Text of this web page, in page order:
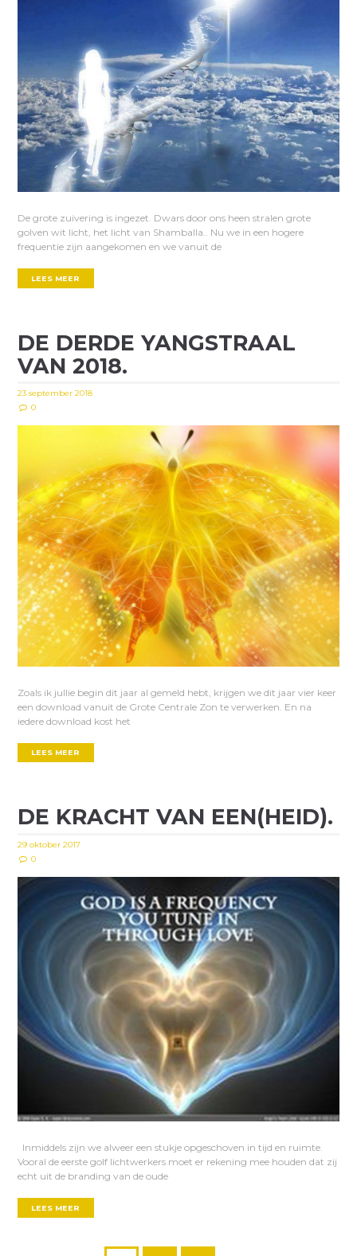
De grote zuivering is ingezet. Dwars door ons heen stralen grote
golven wit licht, het licht van Shamballa.. Nu we in een hogere
frequentie zijn aangekomen en we vanuit de
LEES MEER
DE DERDE YANGSTRAAL
VAN 2018.
23 september 2018
0
Zoals ik jullie begin dit jaar al gemeld hebt, krijgen we dit jaar vier keer
een download vanuit de Grote Centrale Zon te verwerken. En na
iedere download kost het
LEES MEER
DE KRACHT VAN EEN(HEID).
29 oktober 2017
0
Inmiddels zijn we alweer een stukje opgeschoven in tijd en ruimte.
Vooral de eerste golf lichtwerkers moet er rekening mee houden dat zij
echt uit de branding van de oude
LEES MEER